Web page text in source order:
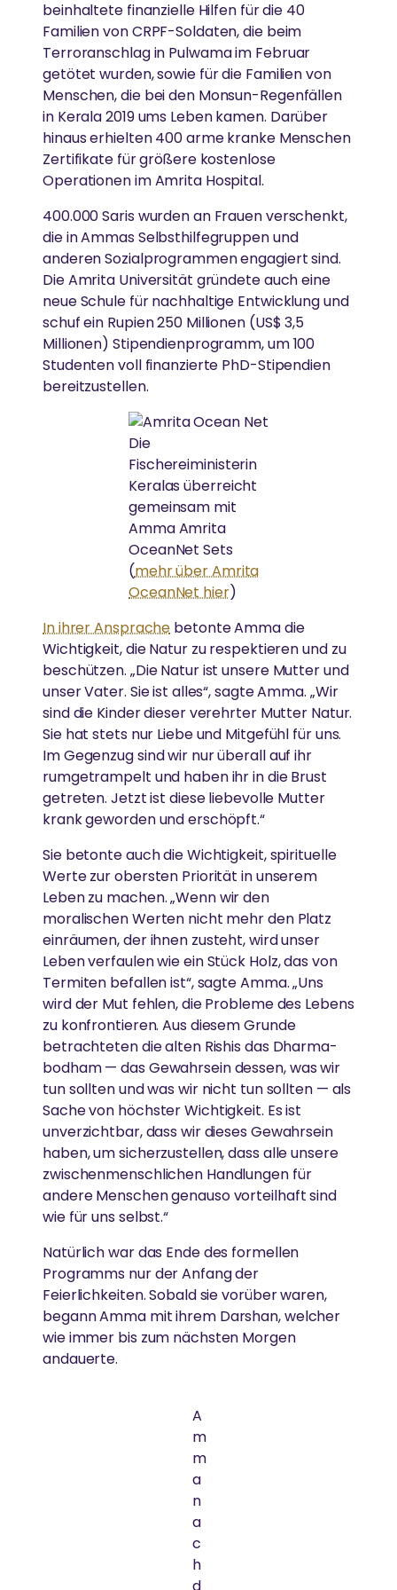
DARSHAN
Amma hat weltweit über 40 Millionen Menschen
umarmt.
AUSZEICHNUNGEN
Weisheit anerkannt.
REGIONALE GRUPPEN
In ganz Deutschland treffen sich regelmäßig
Menschen, um sich zusammen in Ammas Lehren zu
vertiefen und aktiv zum Wohle von Gesellschaft und
Umwelt zu arbeiten.
AYUDH
junge Menschen weltweit.
GREENFRIENDS
Ammas Umweltinitiative wirkt in über 15 Ländern.
Ammas Ashram in Südindien.
FORSCHUNG
Einsatz von Technologie, um das Leben von
Menschen in Armut zu verbessern
GESUNDHEITSVERSORGUNG
Hochwertige Gesundheitsversorgung in einer
Atmosphäre von Liebe und Mitgefühl
KATASTROPHENHILFE
Unterstützung von Überlebenden durch
Krisenintervention und ganzheitliche Langzeithilfe
LÄNDLICHE ENTWICKLUNG
Armut beseitigen, Widerstandskraft stärken und
Kultur bewahren
GLEICHSTELLUNG DER GESCHLECHTER &
STÄRKUNG VON FRAUEN
Abbau von Barrieren für die soziale, emotionale und
wirtschaftliche Stärkung von Frauen
ESSEN, WASSER & OBDACH
Ammas Traum: Jeder Mensch soll ohne Angst
schlafen und satt werden können
„Unsere Bemühungen, Hass und
Gleichgültigkeit aus der Welt zu schaffen,
beginnen damit, sie aus unserem eigenen
Geist zu entfernen“
Gesundheitsfürsorge
Gleichstellung der Geschlechter
Umweltschutz
Katastrophenhilfe
Essen, Wasser & Obdach
Ländliche Entwicklung
SPIRITUELL
Ammas Weisheiten
Spirituelle Praxis
beinhaltete finanzielle Hilfen für die 40
Familien von CRPF-Soldaten, die beim
Terroranschlag in Pulwama im Februar
getötet wurden, sowie für die Familien von
Menschen, die bei den Monsun-Regenfällen
in Kerala 2019 ums Leben kamen. Darüber
hinaus erhielten 400 arme kranke Menschen
Zertifikate für größere kostenlose
Operationen im Amrita Hospital.
400.000 Saris wurden an Frauen verschenkt,
die in Ammas Selbsthilfegruppen und
anderen Sozialprogrammen engagiert sind.
Die Amrita Universität gründete auch eine
neue Schule für nachhaltige Entwicklung und
schuf ein Rupien 250 Millionen (US$ 3,5
Millionen) Stipendienprogramm, um 100
Studenten voll finanzierte PhD-Stipendien
bereitzustellen.
Die
Fischereiministerin
Keralas überreicht
gemeinsam mit
Amma Amrita
OceanNet Sets
(mehr über Amrita
OceanNet hier)
In ihrer Ansprache betonte Amma die
Wichtigkeit, die Natur zu respektieren und zu
beschützen. „Die Natur ist unsere Mutter und
unser Vater. Sie ist alles“, sagte Amma. „Wir
sind die Kinder dieser verehrter Mutter Natur.
Sie hat stets nur Liebe und Mitgefühl für uns.
Im Gegenzug sind wir nur überall auf ihr
rumgetrampelt und haben ihr in die Brust
getreten. Jetzt ist diese liebevolle Mutter
krank geworden und erschöpft.“
Sie betonte auch die Wichtigkeit, spirituelle
Werte zur obersten Priorität in unserem
Leben zu machen. „Wenn wir den
moralischen Werten nicht mehr den Platz
einräumen, der ihnen zusteht, wird unser
Leben verfaulen wie ein Stück Holz, das von
Termiten befallen ist“, sagte Amma. „Uns
wird der Mut fehlen, die Probleme des Lebens
zu konfrontieren. Aus diesem Grunde
betrachteten die alten Rishis das Dharma-
bodham — das Gewahrsein dessen, was wir
tun sollten und was wir nicht tun sollten — als
Sache von höchster Wichtigkeit. Es ist
unverzichtbar, dass wir dieses Gewahrsein
haben, um sicherzustellen, dass alle unsere
zwischenmenschlichen Handlungen für
andere Menschen genauso vorteilhaft sind
wie für uns selbst.“
Natürlich war das Ende des formellen
Programms nur der Anfang der
Feierlichkeiten. Sobald sie vorüber waren,
begann Amma mit ihrem Darshan, welcher
wie immer bis zum nächsten Morgen
andauerte.
A
m
m
a
n
a
c
h